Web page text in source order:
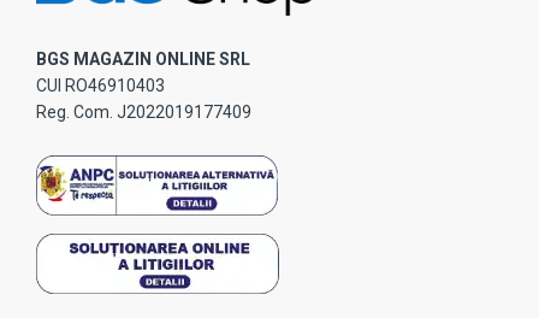
BGS MAGAZIN ONLINE SRL
CUI RO46910403
Reg. Com. J2022019177409